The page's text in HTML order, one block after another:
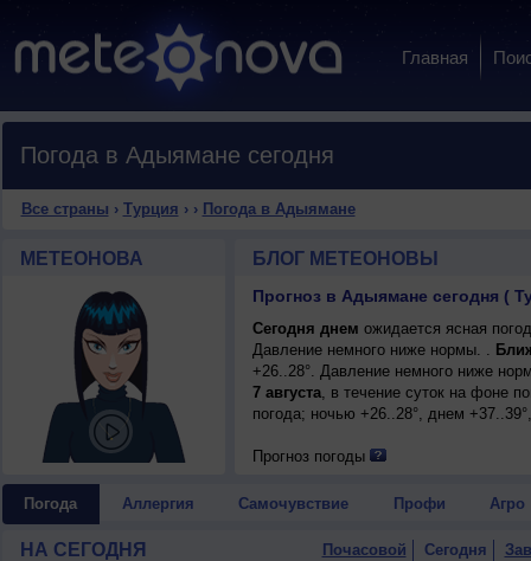
Главная
Погода в Адыямане сегодня
Все страны › Турция › › Погода в Адыямане
МЕТЕОНОВА БЛОГ МЕТЕОНОВЫ
Прогноз в Адыямане сегодня (
Сегодня днем ожидается ясная
Давление немного ниже нормы. .
+26..28°. Давление немного ниже
7 августа, в течение суток на фоне
погода; ночью +26..28°, днем
Прогноз погоды
Погода Аллергия Самочувствие Профи Агро
НА СЕГОДНЯ Почасовой Сегодня